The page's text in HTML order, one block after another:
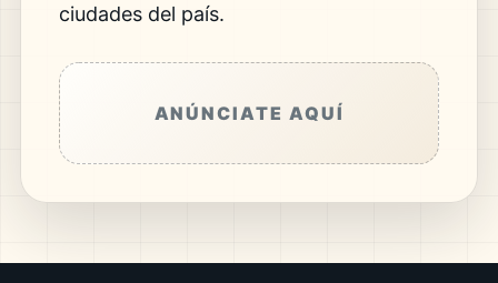
ciudades del país.
ANÚNCIATE AQUÍ